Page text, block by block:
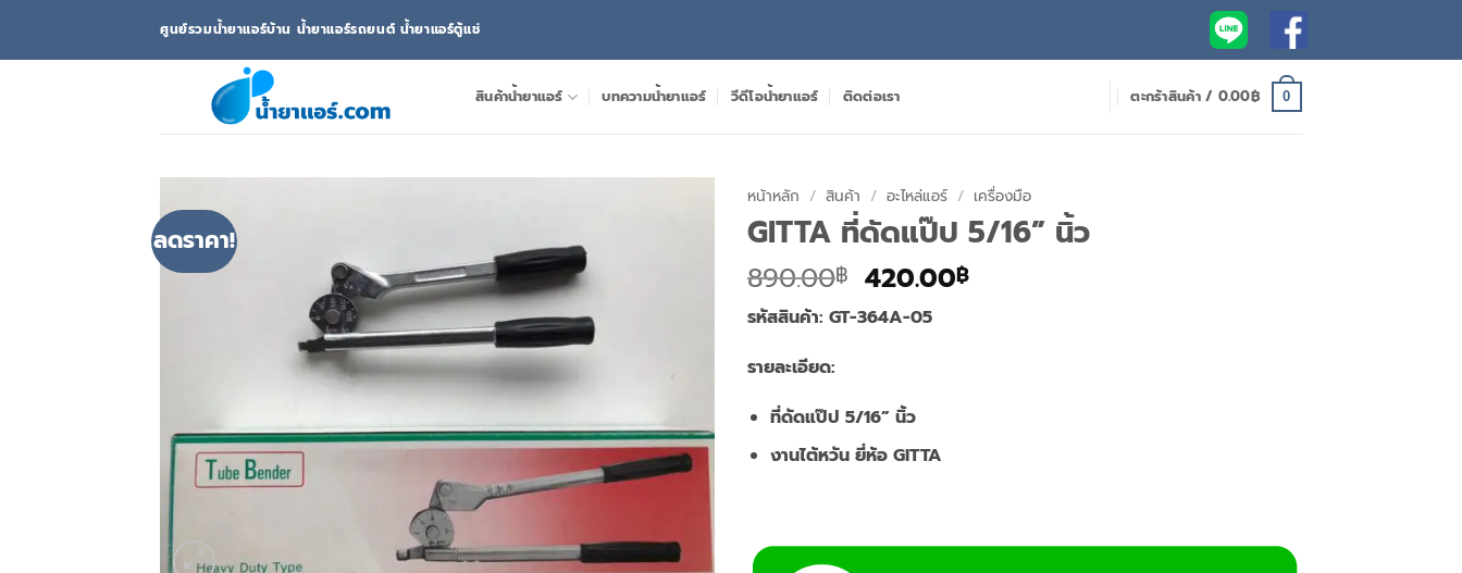
ยัง
ศูนย์รวมน้ำยาแอร์บ้าน น้ำยาแอร์รถยนต์ น้ำยาแอร์ตู้แช่
สินค้าน้ำยาแอร์ บทความน้ำยาแอร์ วีดีโอน้ำยาแอร์ ติดต่อเรา ตะกร้าสินค้า / 0.00฿ 0
ลดราคา!
หน้าหลัก / สินค้า / อะไหล่แอร์ / เครื่องมือ
GITTA ที่ดัดแป๊ป 5/16” นิ้ว
890.00฿ Original
price
was:
420.00฿Current
รหัสสินค้า: GT-364A-05
รายละเอียด:
ที่ดัดแป๊ป 5/16” นิ้ว
งานไต้หวัน ยี่ห้อ GITTA